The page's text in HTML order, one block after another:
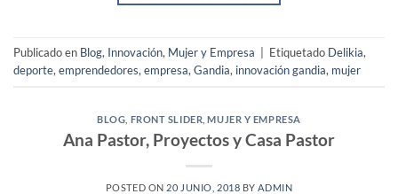
Publicado en Blog, Innovación, Mujer y Empresa Etiquetado Delikia,
deporte,emprendedores,empresa,Gandia, innovación gandia, mujer
BLOG FRONT SLIDER ,MUJER Y EMPRESA
Ana Pastor, Proyectos y Casa Pastor
POSTED ON 20 JUNIO, 2018 BYADMIN